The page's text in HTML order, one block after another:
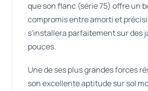
que son flanc (série 75) offre un
compromis entre amorti et
s'installera parfaitement sur des
pouces.
Une de ses plus grandes forces
son excellente aptitude sur sol